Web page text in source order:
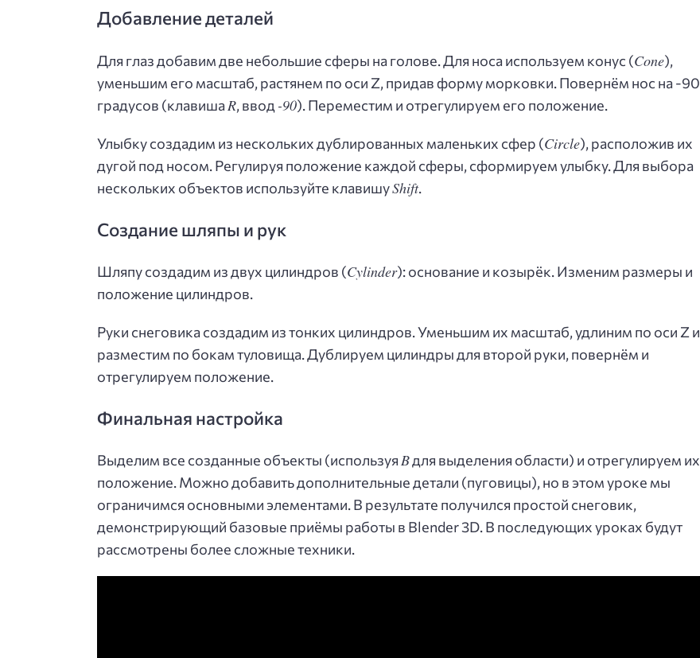
Добавление деталей
Для глаз добавим две небольшие сферы на голове. Для носа используем конус (Cone),
уменьшим его масштаб, растянем по оси Z, придав форму морковки. Повернём нос на -90
градусов (клавишаR, ввод -90). Переместим и отрегулируем его положение.
Улыбку создадим из нескольких дублированных маленьких сфер (Circle), расположив их
дугой под носом. Регулируя положение каждой сферы, сформируем улыбку. Для выбора
нескольких объектов используйте клавишуShift.
Создание шляпы и рук
Шляпу создадим из двух цилиндров (Cylinder): основание и козырёк. Изменим размеры и
положение цилиндров.
Руки снеговика создадим из тонких цилиндров. Уменьшим их масштаб, удлиним по оси Z и
разместим по бокам туловища. Дублируем цилиндры для второй руки, повернём и
отрегулируем положение.
Финальная настройка
Выделим все созданные объекты (используяBдля выделения области) и отрегулируем их
положение. Можно добавить дополнительные детали (пуговицы), но в этом уроке мы
ограничимся основными элементами. В результате получился простой снеговик,
демонстрирующий базовые приёмы работы в Blender 3D. В последующих уроках будут
рассмотрены более сложные техники.